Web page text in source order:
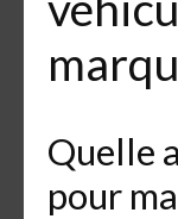
Quelle
pour